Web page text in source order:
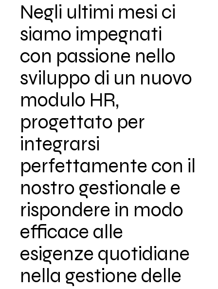
Negli ultimi mesi ci
siamo impegnati
con passione nello
sviluppo di un nuovo
modulo HR,
progettato per
integrarsi
perfettamente con il
nostro gestionale e
rispondere in modo
efficace alle
esigenze quotidiane
nella gestione delle